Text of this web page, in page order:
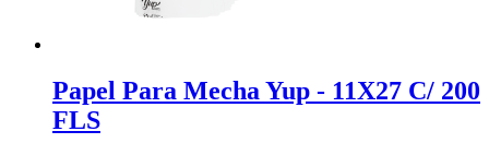
Papel Para Mecha Yup - 11X27 C/ 200
FLS